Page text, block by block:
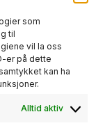
som
til
vil la oss
er på dette
kan ha
Alltid aktiv
på